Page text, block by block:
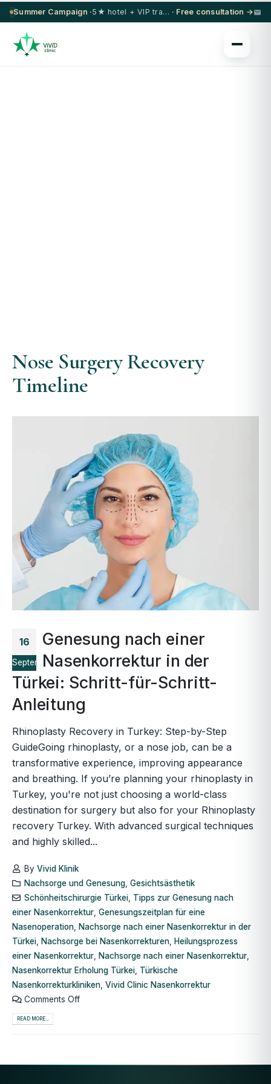
Summer Campaign · 5★ hotel + VIP transfer on select procedures · Free consultation →
Nose Surgery Recovery
Timeline
16
September
Genesung nach einer
Nasenkorrektur in der
Türkei: Schritt-für-Schritt-
Anleitung
Rhinoplasty Recovery in Turkey: Step-by-Step
GuideGoing rhinoplasty, or a nose job, can be a
transformative experience, improving appearance
and breathing. If you’re planning your rhinoplasty in
Turkey, you're not just choosing a world-class
destination for surgery but also for your Rhinoplasty
recovery Turkey. With advanced surgical techniques
and highly skilled...
By Vivid Klinik
Nachsorge und Genesung, Gesichtsästhetik
Schönheitschirurgie Türkei, Tipps zur Genesung nach
einer Nasenkorrektur Genesungszeitplan für eine
Nasenoperation Nachsorge nach einer Nasenkorrektur in der
Türkei Nachsorge bei Nasenkorrekturen Heilungsprozess
einer Nasenkorrektur Nachsorge nach einer Nasenkorrektur
Nasenkorrektur Erholung Türkei Türkische
Nasenkorrekturkliniken Vivid Clinic Nasenkorrektur
Comments Off
READ MORE...